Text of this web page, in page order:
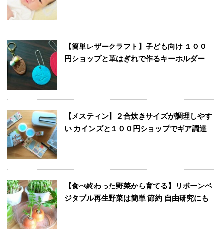
【簡単レザークラフト】子ども向け １００
円ショップと革はぎれで作るキーホルダー
【メスティン】２合炊きサイズが調理しやす
い カインズと１００円ショップでギア調達
【食べ終わった野菜から育てる】リボーンベ
ジタブル再生野菜は簡単 節約 自由研究にも